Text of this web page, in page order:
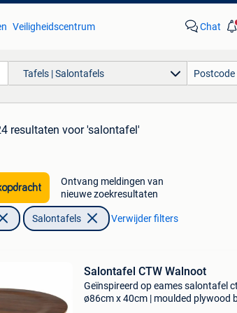
Veiligheidscentrum Chat
Tafels | Salontafels
resultaten voor 'salontafel'
Ontvang meldingen van
nieuwe zoekresultaten
Salontafels Verwijder filters
Salontafel CTW Walnoot
Geïnspireerd op eames salontafel
ø86cm x 40cm | moulded plywood